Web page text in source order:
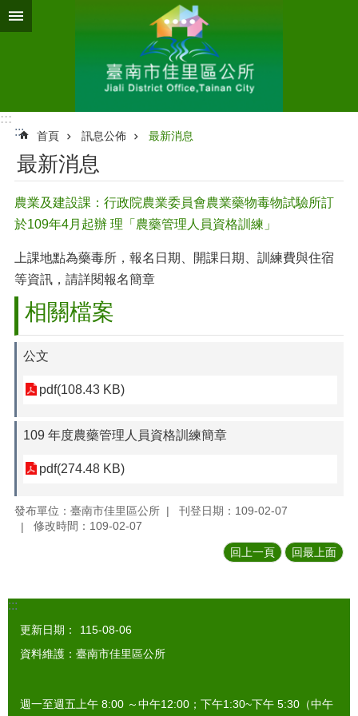
跳到主要內容區塊
:::
:::
首頁 訊息公佈 最新消息
最新消息
農業及建設課：行政院農業委員會農業藥物毒物試驗所訂
於109年4月起辦 理「農藥管理人員資格訓練」
上課地點為藥毒所，報名日期、開課日期、訓練費與住宿
等資訊，請詳閱報名簡章
相關檔案
公文
pdf(108.43 KB)
109 年度農藥管理人員資格訓練簡章
pdf(274.48 KB)
發布單位：臺南市佳里區公所
刊登日期：109-02-07
修改時間：109-02-07
回上一頁 回最上面
:::
更新日期：
115-08-06
資料維護：臺南市佳里區公所
週一至週五上午 8:00 ～中午12:00；下午1:30~下午 5:30（中午